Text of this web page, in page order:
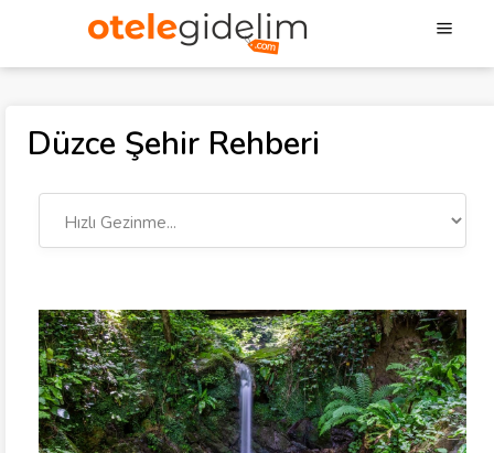
Düzce Şehir Rehberi